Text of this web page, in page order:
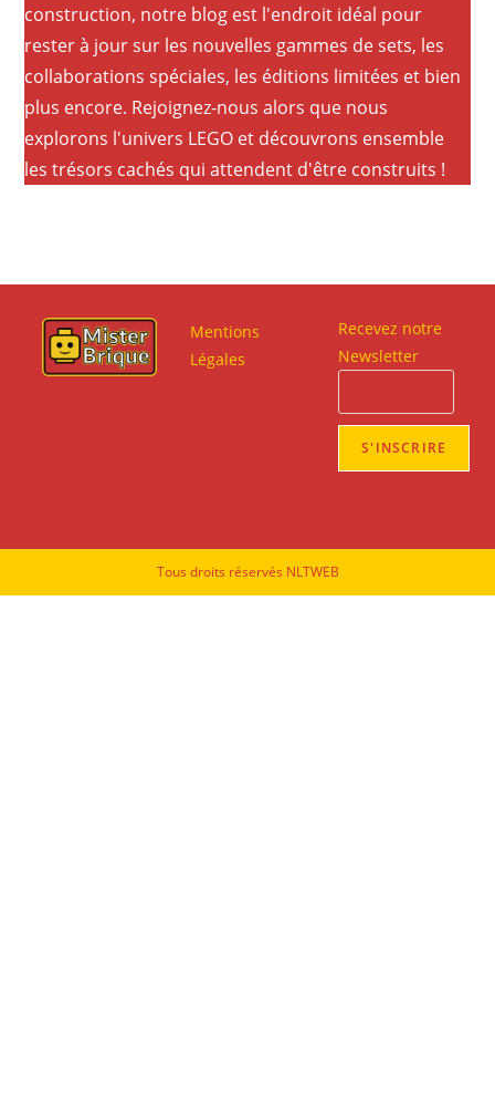
construction, notre blog est l'endroit idéal pour
rester à jour sur les nouvelles gammes de sets, les
collaborations spéciales, les éditions limitées et bien
plus encore. Rejoignez-nous alors que nous
explorons l'univers LEGO et découvrons ensemble
les trésors cachés qui attendent d'être construits !
Mentions
Légales
Recevez notre
Newsletter
Tous droits réservés NLTWEB